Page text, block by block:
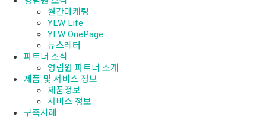
월간마케팅
YLW Life
YLW OnePage
뉴스레터
파트너 소식
영림원 파트너 소개
제품 및 서비스 정보
제품정보
서비스 정보
구축사례